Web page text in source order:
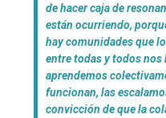
de hacer caja de
están ocurriendo,
hay comunidades que
entre todas y todos nos
aprendemos
funcionan, las
convicción de que la